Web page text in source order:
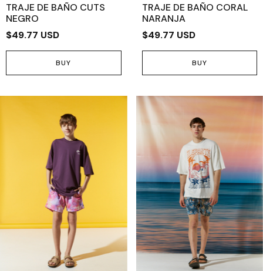
TRAJE DE BAÑO CUTS
NEGRO
$49.77 USD
BUY
TRAJE DE BAÑO CORAL
NARANJA
$49.77 USD
BUY